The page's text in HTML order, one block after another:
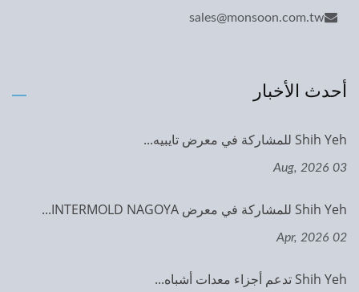
sales@monsoon.com.tw
أحدث الأخبار
Shih Yeh للمشاركة في معرض تايبيه...
03 Aug, 2026
Shih Yeh للمشاركة في معرض INTERMOLD NAGOYA...
02 Apr, 2026
Shih Yeh تدعم أجزاء معدات أشباه...